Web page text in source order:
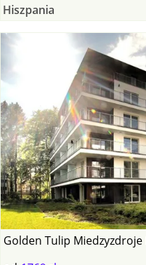
Hiszpania
Golden Tulip Miedzyzdroje